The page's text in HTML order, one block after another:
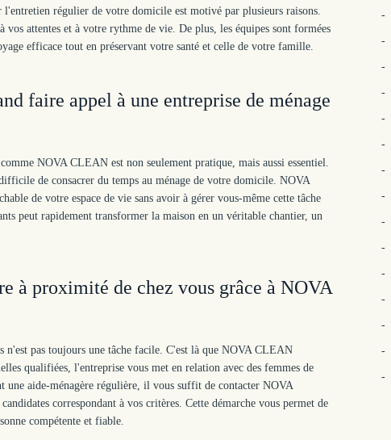
régulier de votre domicile est motivé par plusieurs raisons.
attentes et à votre rythme de vie. De plus, les équipes sont formées
efficace tout en préservant votre santé et celle de votre famille.
faire appel à une entreprise de ménage
NOVA CLEAN est non seulement pratique, mais aussi essentiel.
de consacrer du temps au ménage de votre domicile. NOVA
de votre espace de vie sans avoir à gérer vous-même cette tâche
peut rapidement transformer la maison en un véritable chantier, un
à proximité de chez vous grâce à NOVA
n'est pas toujours une tâche facile. C'est là que NOVA CLEAN
qualifiées, l'entreprise vous met en relation avec des femmes de
aide-ménagère régulière, il vous suffit de contacter NOVA
correspondant à vos critères. Cette démarche vous permet de
compétente et fiable.